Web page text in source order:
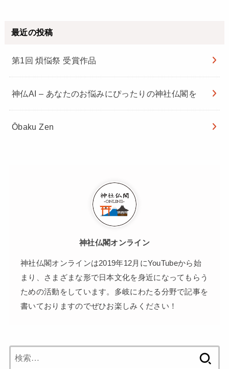
最近の投稿
第1回 煩悩祭 受賞作品
神仏AI – あなたのお悩みにぴったりの神社仏閣を
Ōbaku Zen
神社仏閣オンライン
神社仏閣オンラインは2019年12月にYouTubeから始
まり、さまざまな形で日本文化を身近になってもらう
ための活動をしています。多岐にわたる分野で記事を
書いておりますのでぜひお楽しみください！